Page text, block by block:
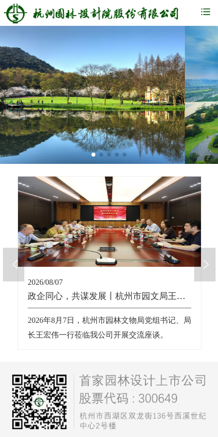
2026/08/07
政企同心，共谋发展丨杭州市园文局王宏伟局长一行莅临我公司交流座谈
2026年8月7日，杭州市园林文物局党组书记、局
长王宏伟一行莅临我公司开展交流座谈。